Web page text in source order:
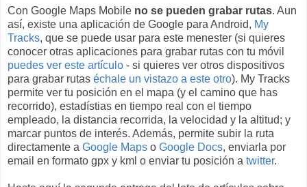
Con Google Maps Mobile no se pueden grabar rutas. Aun
así, existe una aplicación de Google para Android, My
Tracks, que se puede usar para este menester (si quieres
conocer otras aplicaciones para grabar rutas con tu móvil
puedes ver este artículo - si quieres ver otros dispositivos
para grabar rutas échale un vistazo a este otro). My Tracks
permite ver tu posición en el mapa (y el camino que has
recorrido), estadístias en tiempo real con el tiempo
empleado, la distancia recorrida, la velocidad y la altitud; y
marcar puntos de interés. Además, permite subir la ruta
directamente a Google Maps o Google Docs, enviarla por
email en formato gpx y kml o enviar tu posición a twitter.